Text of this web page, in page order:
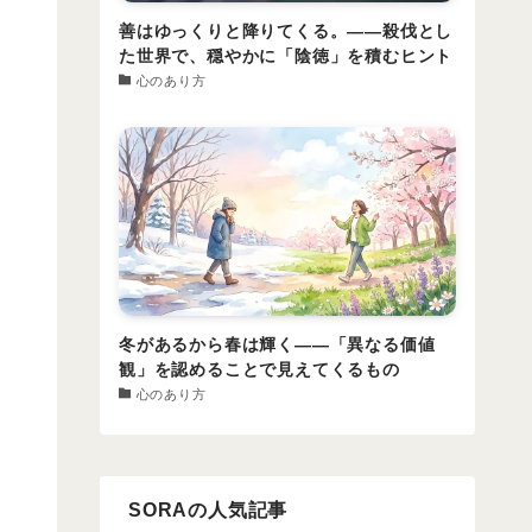
善はゆっくりと降りてくる。――殺伐とし
た世界で、穏やかに「陰徳」を積むヒント
心のあり方
冬があるから春は輝く――「異なる価値
観」を認めることで見えてくるもの
心のあり方
SORAの人気記事